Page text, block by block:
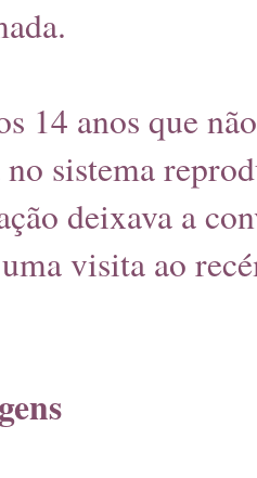
14 anos que
sistema
deixava a
visita ao